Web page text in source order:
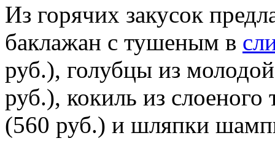
Из горячих закусок
баклажан с тушеным в
руб.), голубцы из
руб.), кокиль из слоеного
(560 руб.) и шляпки